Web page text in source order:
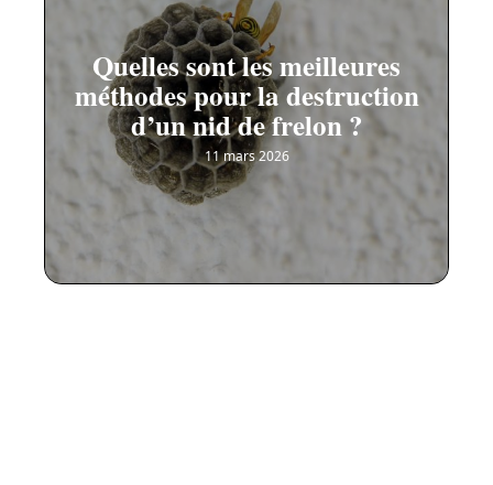
Quelles sont les meilleures
méthodes pour la destruction
d’un nid de frelon ?
11 mars 2026